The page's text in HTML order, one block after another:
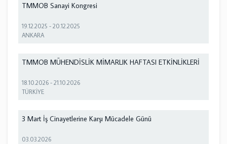
TMMOB Sanayi Kongresi
19.12.2025 -20.12.2025
ANKARA
TMMOB MÜHENDİSLİK MİMARLIK HAFTASI ETKİNLİKLERİ
18.10.2026 -21.10.2026
TÜRKİYE
3 Mart İş Cinayetlerine Karşı Mücadele Günü
03.03.2026